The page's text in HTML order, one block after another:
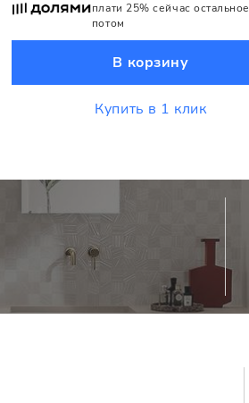
плати 25% сейчас остальное
потом
В корзину
Купить в 1 клик